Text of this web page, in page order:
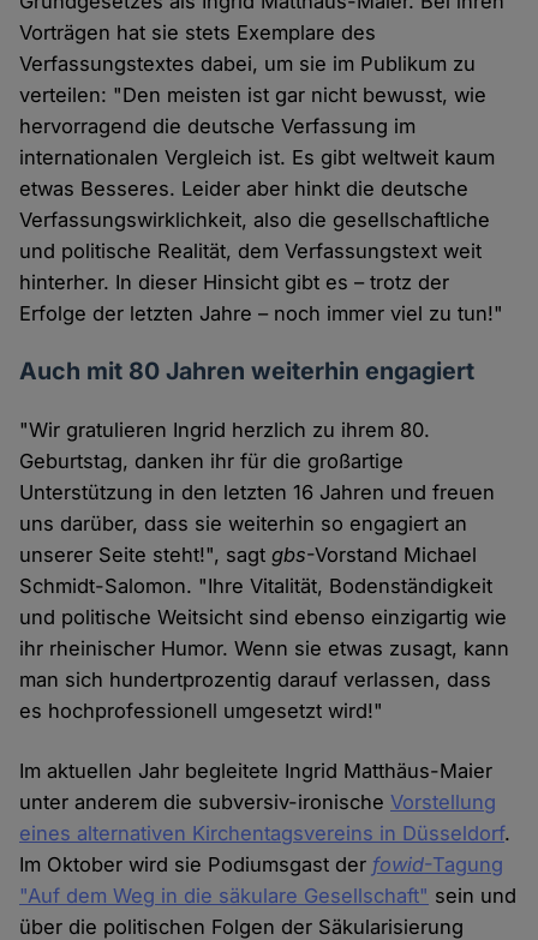
Vorträgen hat sie stets Exemplare des
Verfassungstextes dabei, um sie im Publikum zu
verteilen: "Den meisten ist gar nicht bewusst, wie
hervorragend die deutsche Verfassung im
internationalen Vergleich ist. Es gibt weltweit kaum
etwas Besseres. Leider aber hinkt die deutsche
Verfassungswirklichkeit, also die gesellschaftliche
und politische Realität, dem Verfassungstext weit
hinterher. In dieser Hinsicht gibt es – trotz der
Erfolge der letzten Jahre – noch immer viel zu tun!"
Auch mit 80 Jahren weiterhin engagiert
"Wir gratulieren Ingrid herzlich zu ihrem 80.
Geburtstag, danken ihr für die großartige
Unterstützung in den letzten 16 Jahren und freuen
uns darüber, dass sie weiterhin so engagiert an
unserer Seite steht!", sagtgbs-Vorstand Michael
Schmidt-Salomon. "Ihre Vitalität, Bodenständigkeit
und politische Weitsicht sind ebenso einzigartig wie
ihr rheinischer Humor. Wenn sie etwas zusagt, kann
man sich hundertprozentig darauf verlassen, dass
es hochprofessionell umgesetzt wird!"
Im aktuellen Jahr begleitete Ingrid Matthäus-Maier
unter anderem die subversiv-ironischeVorstellung
eines alternativen Kirchentagsvereins in Düsseldorf.
Im Oktober wird sie Podiumsgast der fowid-Tagung
"Auf dem Weg in die säkulare Gesellschaft" sein und
über die politischen Folgen der Säkularisierung